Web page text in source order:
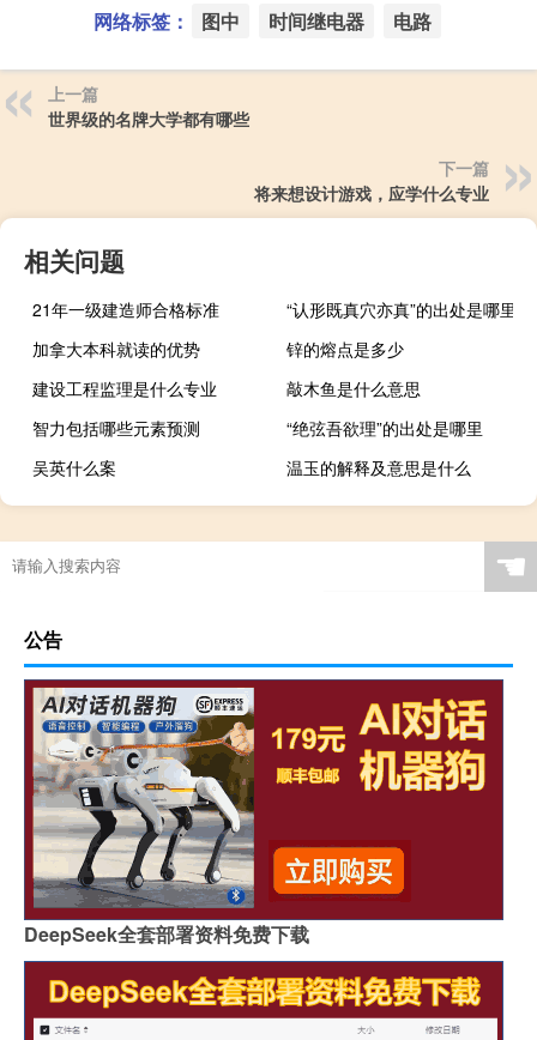
网络标签： 图中 时间继电器 电路
上一篇
世界级的名牌大学都有哪些
下一篇
将来想设计游戏，应学什么专业
相关问题
21年一级建造师合格标准
“认形既真穴亦真”的出处是哪里
加拿大本科就读的优势
锌的熔点是多少
建设工程监理是什么专业
敲木鱼是什么意思
智力包括哪些元素预测
“绝弦吾欲理”的出处是哪里
吴英什么案
温玉的解释及意思是什么
☚
公告
DeepSeek全套部署资料免费下载